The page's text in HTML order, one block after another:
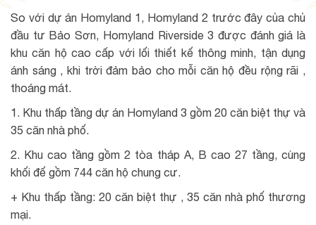
So với dự án Homyland 1, Homyland 2 trước đây của chủ
đầu tư Bảo Sơn, Homyland Riverside 3 được đánh giá là
khu căn hộ cao cấp với lối thiết kế thông minh, tận dụng
ánh sáng , khi trời đảm bảo cho mỗi căn hộ đều rộng rãi ,
thoáng mát.
1. Khu thấp tầng dự án Homyland 3 gồm 20 căn biệt thự và
35 căn nhà phố.
2. Khu cao tầng gồm 2 tòa tháp A, B cao 27 tầng, cùng
khối đế gồm 744 căn hộ chung cư.
+ Khu thấp tầng: 20 căn biệt thự , 35 căn nhà phố thương
mại.